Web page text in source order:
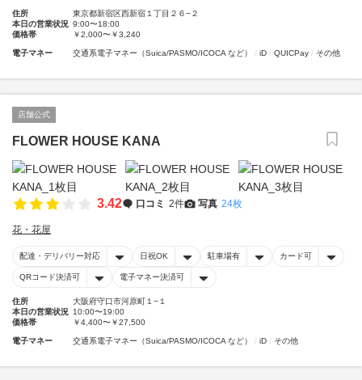
住所
東京都新宿区西新宿１丁目２６−２
本日の営業状況 9:00〜18:00
価格帯
￥2,000〜￥3,240
電子マネー 交通系電子マネー（Suica/PASMO/ICOCA など） iD QUICPay その他
店舗公式
FLOWER HOUSE KANA
3.42 口コミ 2件 写真 24枚
花・花屋
配達・デリバリー対応 日祝OK 駐車場有 カード可
QRコード決済可 電子マネー決済可
住所
大阪府守口市河原町１−１
本日の営業状況 10:00〜19:00
価格帯
￥4,400〜￥27,500
電子マネー 交通系電子マネー（Suica/PASMO/ICOCA など） iD その他